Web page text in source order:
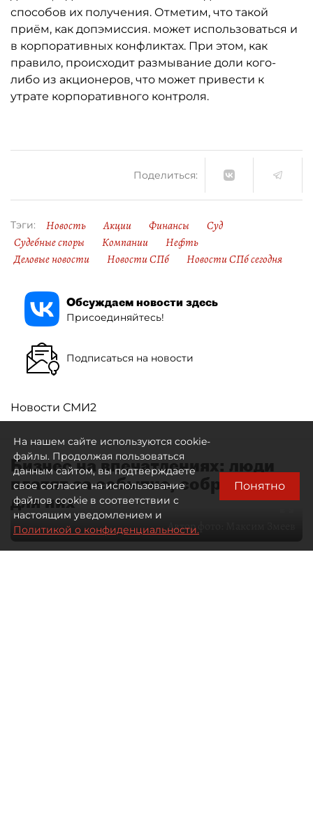
способов их получения. Отметим, что такой
приём, как допэмиссия. может использоваться и
в корпоративных конфликтах. При этом, как
правило, происходит размывание доли кого-
либо из акционеров, что может привести к
утрате корпоративного контроля.
Поделиться:
Тэги: Новость Акции Финансы
Суд
Судебные споры
Компании
Нефть
Деловые новости
Новости СПб Новости СПб сегодня
Обсуждаем новости здесь
Присоединяйтесь!
Подписаться на новости
Новости СМИ2
Бизнес на впечатлениях: люди
платят за событие, собранное
для них
Автор фото:
На нашем сайте используются cookie-
файлы. Продолжая пользоваться
данным сайтом, вы подтверждаете
свое согласие на использование
файлов cookie в соответствии с
настоящим уведомлением и
Политикой о конфиденциальности.
Понятно